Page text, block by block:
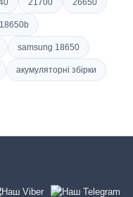
samsung 18650
акумуляторні збірки